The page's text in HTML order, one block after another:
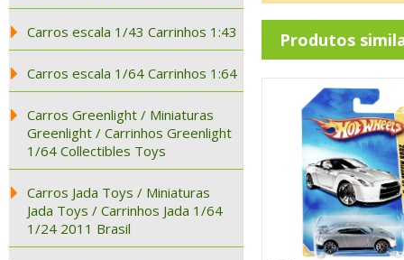
Carros escala 1/43 Carrinhos 1:43
Carros escala 1/64 Carrinhos 1:64
Carros Greenlight / Miniaturas
Greenlight / Carrinhos Greenlight
1/64 Collectibles Toys
Carros Jada Toys / Miniaturas
Jada Toys / Carrinhos Jada 1/64
1/24 2011 Brasil
Produtos